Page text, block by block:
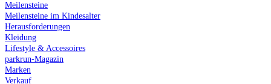
Meilensteine
Meilensteine im Kindesalter
Herausforderungen
Kleidung
Lifestyle & Accessoires
parkrun-Magazin
Marken
Verkauf